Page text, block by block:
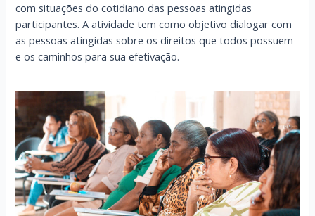
com situações do cotidiano das pessoas atingidas
participantes. A atividade tem como objetivo dialogar com
as pessoas atingidas sobre os direitos que todos possuem
e os caminhos para sua efetivação.